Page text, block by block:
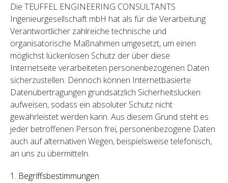
Die TEUFFEL ENGINEERING CONSULTANTS
Ingenieurgesellschaft mbH hat als für die Verarbeitung
Verantwortlicher zahlreiche technische und
organisatorische Maßnahmen umgesetzt, um einen
möglichst lückenlosen Schutz der über diese
Internetseite verarbeiteten personenbezogenen Daten
sicherzustellen. Dennoch können Internetbasierte
Datenübertragungen grundsätzlich Sicherheitslücken
aufweisen, sodass ein absoluter Schutz nicht
gewährleistet werden kann. Aus diesem Grund steht es
jeder betroffenen Person frei, personenbezogene Daten
auch auf alternativen Wegen, beispielsweise telefonisch,
an uns zu übermitteln.
1. Begriffsbestimmungen